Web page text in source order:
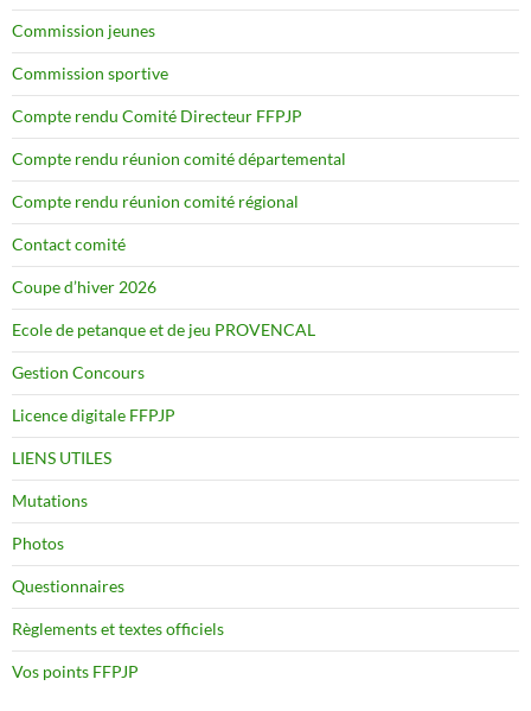
Commission jeunes
Commission sportive
Compte rendu Comité Directeur FFPJP
Compte rendu réunion comité départemental
Compte rendu réunion comité régional
Contact comité
Coupe d’hiver 2026
Ecole de petanque et de jeu PROVENCAL
Gestion Concours
Licence digitale FFPJP
LIENS UTILES
Mutations
Photos
Questionnaires
Règlements et textes officiels
Vos points FFPJP